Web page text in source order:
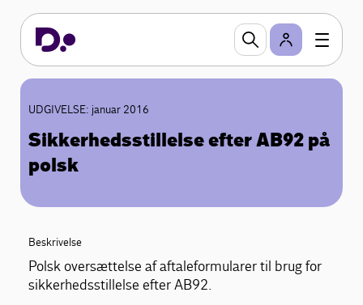
UDGIVELSE: januar 2016
Sikkerhedsstillelse efter AB92 på
polsk
Beskrivelse
Polsk oversættelse af aftaleformularer til brug for
sikkerhedsstillelse efter AB92.